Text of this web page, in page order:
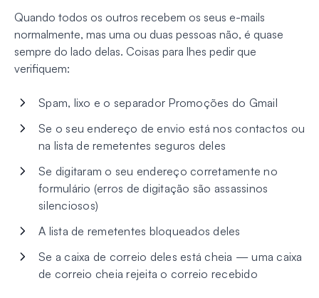
Quando todos os outros recebem os seus e-mails
normalmente, mas uma ou duas pessoas não, é quase
sempre do lado delas. Coisas para lhes pedir que
verifiquem:
Spam, lixo e o separador Promoções do Gmail
Se o seu endereço de envio está nos contactos ou
na lista de remetentes seguros deles
Se digitaram o seu endereço corretamente no
formulário (erros de digitação são assassinos
silenciosos)
A lista de remetentes bloqueados deles
Se a caixa de correio deles está cheia — uma caixa
de correio cheia rejeita o correio recebido